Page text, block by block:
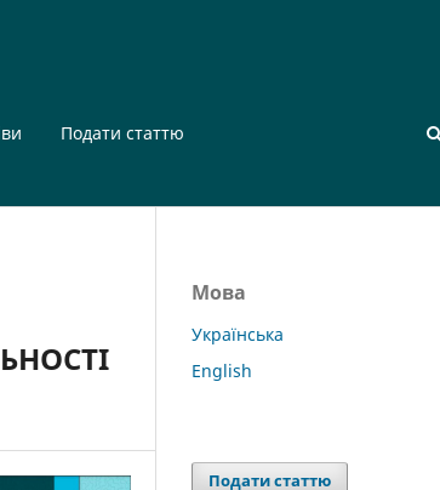
Подати статтю
Мова
Українська
English
Подати статтю